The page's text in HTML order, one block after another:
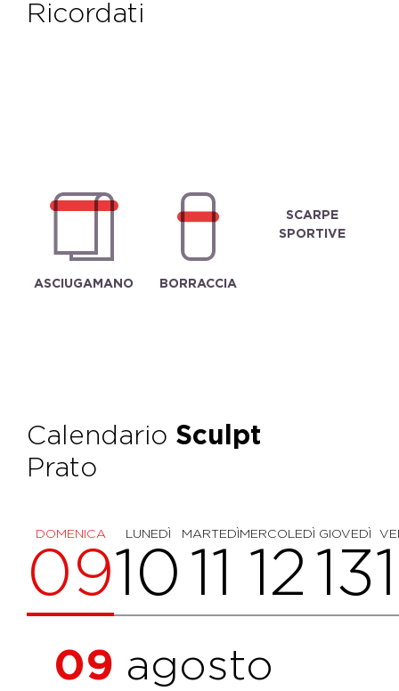
ricordati
ASCIUGAMANO BORRACCIA
SCARPE
SPORTIVE
Calendario Sculpt
Prato
DOMENICA
09 LUNEDÌ
10 MARTEDÌ
11 MERCOLEDÌ
12 GIOVEDÌ
13
09 agosto